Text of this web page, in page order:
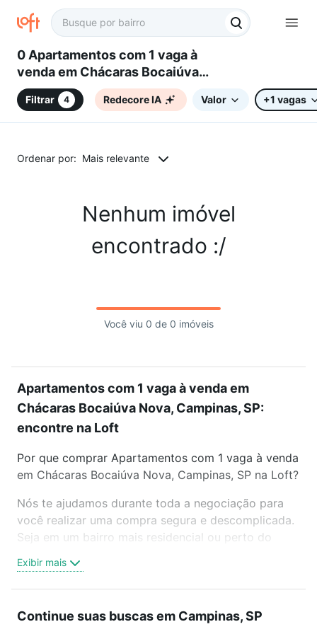
0 Apartamentos com 1 vaga à
venda em Chácaras Bocaiúva
Nova, Campinas, SP
Filtrar 4 Redecore IA Valor +1 vagas
Ordenar por: Mais relevante
Nenhum imóvel
encontrado :/
Você viu 0 de 0 imóveis
Apartamentos com 1 vaga à venda em
Chácaras Bocaiúva Nova, Campinas, SP:
encontre na Loft
Por que comprar Apartamentos com 1 vaga à venda
em Chácaras Bocaiúva Nova, Campinas, SP na Loft?
Nós te ajudamos durante toda a negociação para
você realizar uma compra segura e descomplicada.
Seja em um bairro mais residencial ou perto do
oferta ideal de Apartamentos com 1 vaga à venda
em Chácaras Bocaiúva Nova, Campinas, SP para
ou por videochamada, é grátis, sem compromisso e
Exibir mais
Continue suas buscas em Campinas, SP